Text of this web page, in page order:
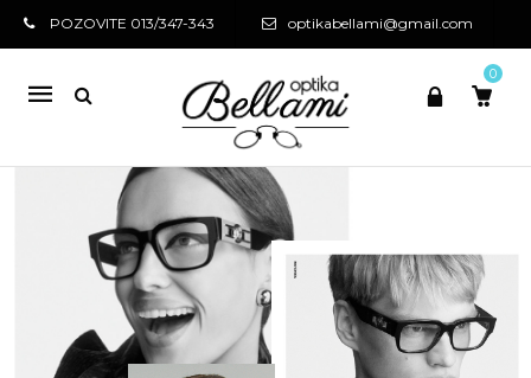
POZOVITE 013/347-343 optikabellami@gmail.com
Mobile
0